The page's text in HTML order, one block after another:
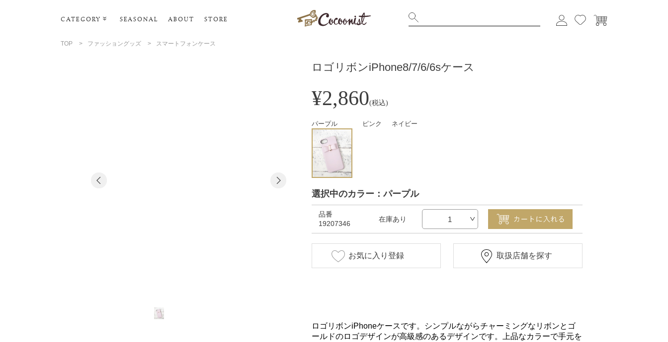
CATEGORY SEASONAL ABOUT STORE
TOP > ファッショングッズ > スマートフォンケース
ロゴリボンiPhone8/7/6/6sケース
¥2,860(税込)
パープル ピンク ネイビー
選択中のカラー：パープル
品番
19207346
在庫あり 1
お気に入り登録 取扱店舗を探す
ロゴリボンiPhoneケースです。シンプルながらチャーミングなリボンとゴ
ールドのロゴデザインが高級感のあるデザインです。上品なカラーで手元を